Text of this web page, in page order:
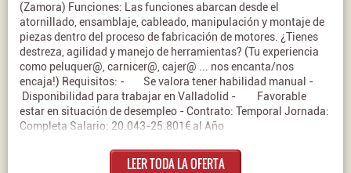
(Zamora) Funciones: Las funciones abarcan desde el
atornillado, ensamblaje, cableado, manipulación y montaje de
piezas dentro del proceso de fabricación de motores. ¿Tienes
destreza, agilidad y manejo de herramientas? (Tu experiencia
como peluquer@, carnicer@, cajer@ ... nos encanta/nos
encaja!) Requisitos: - Se valora tener habilidad manual -
Disponibilidad para trabajar en Valladolid - Favorable
estar en situación de desempleo - Contrato: Temporal Jornada:
Completa Salario: 20.043-25.801€ al Año
LEER TODA LA OFERTA